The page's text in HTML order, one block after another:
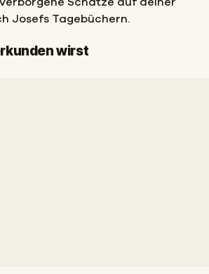
Josefs Tagebüchern.
wirst